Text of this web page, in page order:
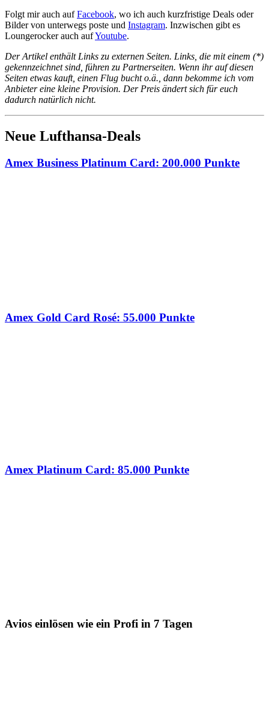
Folgt mir auch aufFacebook, wo ich auch kurzfristige Deals oder
Bilder von unterwegs poste und Instagram. Inzwischen gibt es
Loungerocker auch aufYoutube.
Der Artikel enthält Links zu externen Seiten. Links, die mit einem (*)
gekennzeichnet sind, führen zu Partnerseiten. Wenn ihr auf diesen
Seiten etwas kauft, einen Flug bucht o.ä., dann bekomme ich vom
Anbieter eine kleine Provision. Der Preis ändert sich für euch
dadurch natürlich nicht.
Neue Lufthansa-Deals
Amex Business Platinum Card: 200.000 Punkte
Amex Gold Card Rosé: 55.000 Punkte
Amex Platinum Card: 85.000 Punkte
Avios einlösen wie ein Profi in 7 Tagen